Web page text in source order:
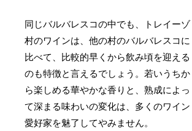
同じバルバレスコの中でも、トレイーゾ
村のワインは、他の村のバルバレスコに
比べて、比較的早くから飲み頃を迎える
のも特徴と言えるでしょう。若いうちか
ら楽しめる華やかな香りと、熟成によっ
て深まる味わいの変化は、多くのワイン
愛好家を魅了してやみません。